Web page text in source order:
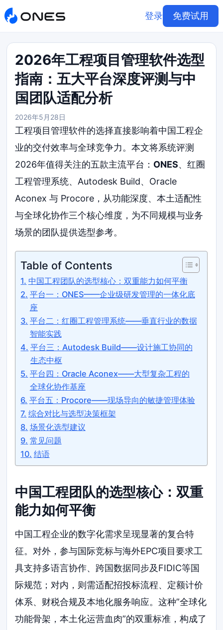
登录 免费试用
2026年工程项目管理软件选型
指南：五大平台深度评测与中
国团队适配分析
2026年5月28日
工程项目管理软件的选择直接影响着中国工程企
业的交付效率与全球竞争力。本文将系统评测
2026年值得关注的五款主流平台： ONES、红圈
工程管理系统、Autodesk Build、Oracle
Aconex 与 Procore，从功能深度、本土适配性
与全球化协作三个核心维度，为不同规模与业务
场景的团队提供选型参考。
Table of Contents
中国工程团队的选型核心：双重能力如何平衡
平台一：ONES——企业级研发管理的一体化底
座
平台二：红圈工程管理系统——垂直行业的数据
智能实践
平台三：Autodesk Build——设计施工协同的
生态中枢
平台四：Oracle Aconex——大型复杂工程的
全球化协作基座
平台五：Procore——现场导向的敏捷管理体验
综合对比与选型决策框架
场景化选型建议
常见问题
结语
中国工程团队的选型核心：双重
能力如何平衡
中国工程企业的数字化需求呈现显著的复合特
征。对外，参与国际竞标与海外EPC项目要求工
具支持多语言协作、跨国数据同步及FIDIC等国
际规范；对内，则需适配招投标流程、定额计价
体系、财税合规及本地化服务响应。这种”全球化
功能骨架，本土化运营血肉”的双重标准，构成了